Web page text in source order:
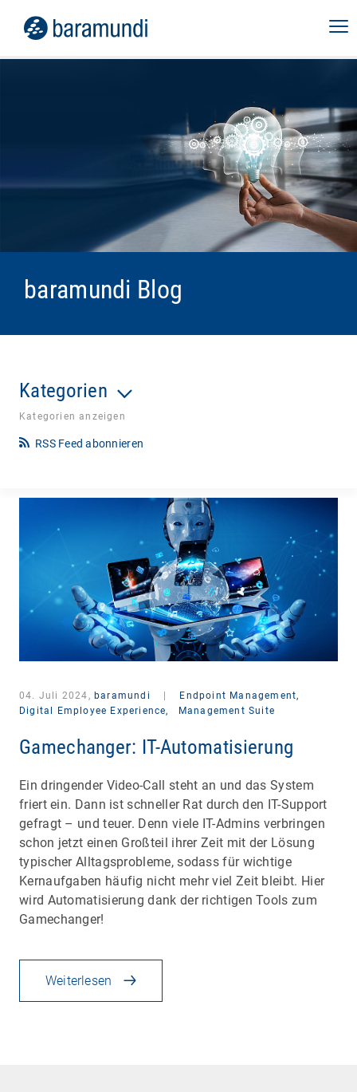
baramundi Blog
Kategorien
Kategorien anzeigen
RSS Feed abonnieren
04. Juli 2024, baramundi
Endpoint Management,
Digital Employee Experience,
Management Suite
Gamechanger: IT-Automatisierung
Ein dringender Video-Call steht an und das System
friert ein. Dann ist schneller Rat durch den IT-Support
gefragt – und teuer. Denn viele IT-Admins verbringen
schon jetzt einen Großteil ihrer Zeit mit der Lösung
typischer Alltagsprobleme, sodass für wichtige
Kernaufgaben häufig nicht mehr viel Zeit bleibt. Hier
wird Automatisierung dank der richtigen Tools zum
Gamechanger!
Weiterlesen